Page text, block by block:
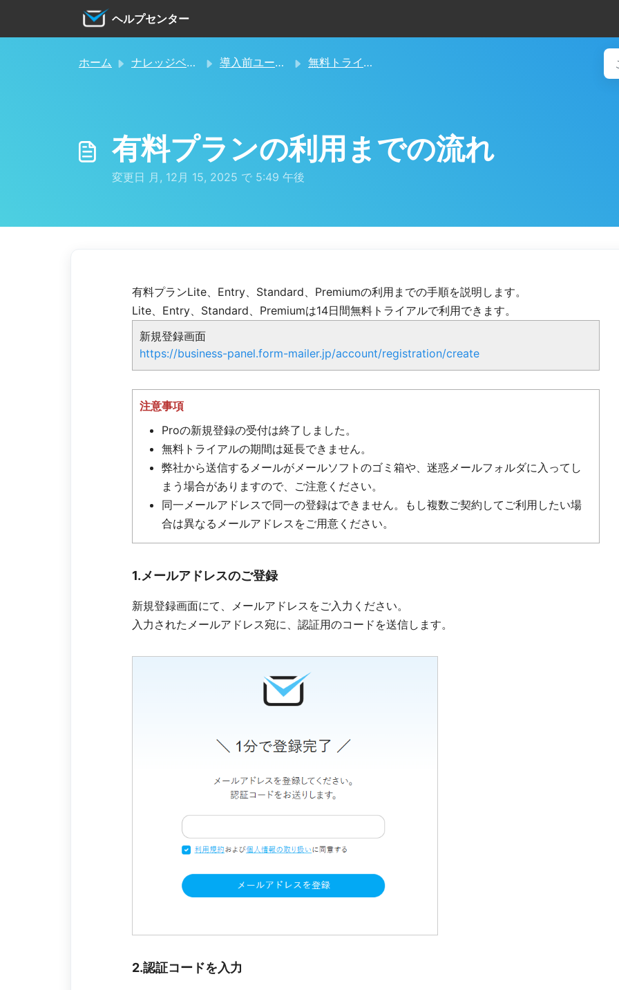
メインコンテンツに移動
ヘルプセンター
ホーム ナレッジベース 導入前ユーザー向け 無料トライアル・新規登録
有料プランの利用までの流れ
変更日 月, 12月 15, 2025 で 5:49 午後
有料プランLite、Entry、Standard、Premiumの利用までの手順を説明します。
Lite、Entry、Standard、Premiumは14日間無料トライアルで利用できます。
新規登録画面
https://business-panel.form-mailer.jp/account/registration/create
注意事項
Proの新規登録の受付は終了しました。
無料トライアルの期間は延長できません。
弊社から送信するメールがメールソフトのゴミ箱や、迷惑メールフォルダに入ってし
まう場合がありますので、ご注意ください。
同一メールアドレスで同一の登録はできません。もし複数ご契約してご利用したい場
合は異なるメールアドレスをご用意ください。
1.メールアドレスのご登録
新規登録画面にて、メールアドレスをご入力ください。
入力されたメールアドレス宛に、認証用のコードを送信します。
2.認証コードを入力